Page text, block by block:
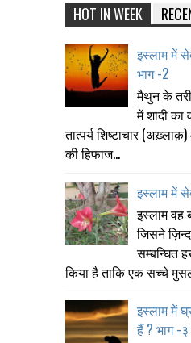
HOT IN WEEK
इस्लाम में
भाग -2
मैथुन के
में शादी का
तात्पर्य शिष्टाचार
की हिफाज...
इस्लाम में
इस्लाम वह
जिसने
सम्बन्घित
किया है ताकि एक सच्चे
इस्लाम में
हैं ? भाग -३